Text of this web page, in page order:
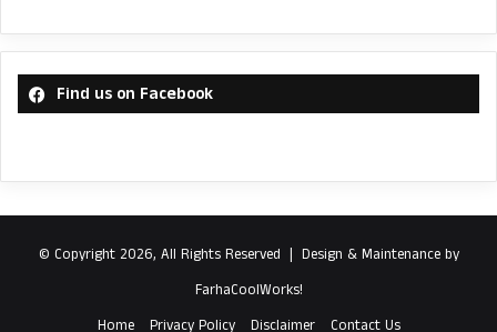
Find us on Facebook
© Copyright 2026, All Rights Reserved | Design & Maintenance by
FarhaCoolWorks!
Home
Privacy Policy Disclaimer Contact Us